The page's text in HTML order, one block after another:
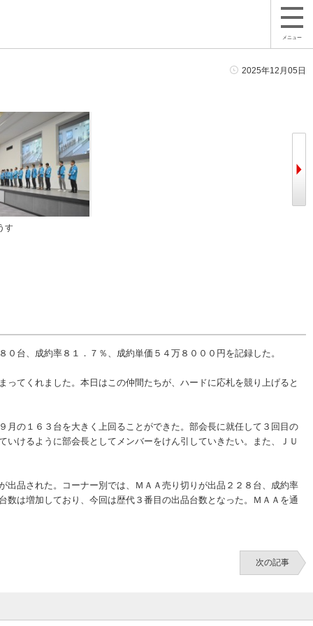
メニュー
2025年12月05日
す
台、成約率８１．７％、成約単価５４万８０００円を記録した。
てくれました。本日はこの仲間たちが、ハードに応札を競り上げると
の１６３台を大きく上回ることができた。部会長に就任して３回目の
けるように部会長としてメンバーをけん引していきたい。また、ＪＵ
品された。コーナー別では、ＭＡＡ売り切りが出品２２８台、成約率
は増加しており、今回は歴代３番目の出品台数となった。ＭＡＡを通
次の記事